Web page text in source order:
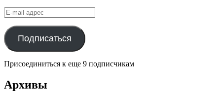
E-
mail
адрес
Подписаться
Присоединиться к еще 9 подписчикам
Архивы